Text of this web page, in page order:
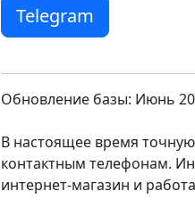
Telegram
Обновление базы: Июнь
В настоящее время
контактным телефонам.
интернет-магазин и